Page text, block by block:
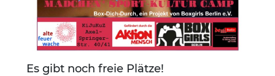
Es gibt noch freie Plätze!